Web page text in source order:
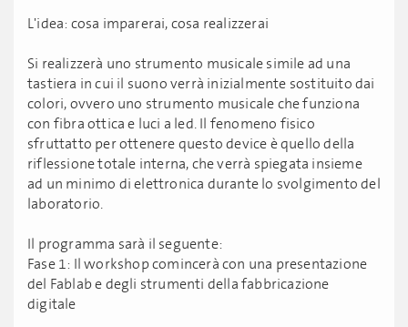
L'idea: cosa imparerai, cosa realizzerai
Si realizzerà uno strumento musicale simile ad una
tastiera in cui il suono verrà inizialmente sostituito dai
colori, ovvero uno strumento musicale che funziona
con fibra ottica e luci a led. Il fenomeno fisico
sfruttatto per ottenere questo device è quello della
riflessione totale interna, che verrà spiegata insieme
ad un minimo di elettronica durante lo svolgimento del
laboratorio.
Il programma sarà il seguente:
Fase 1: Il workshop comincerà con una presentazione
del Fablab e degli strumenti della fabbricazione
digitale